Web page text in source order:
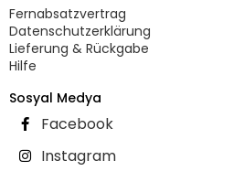
Fernabsatzvertrag
Datenschutzerklärung
Lieferung & Rückgabe
Hilfe
Sosyal Medya
Facebook
Instagram